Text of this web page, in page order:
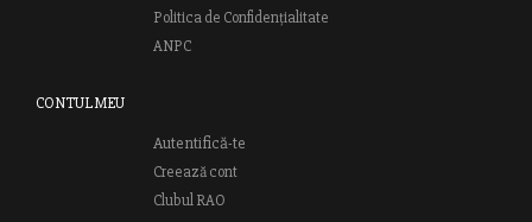
Politica de Confidențialitate
ANPC
CONTUL MEU
Autentifică-te
Creează cont
Clubul RAO